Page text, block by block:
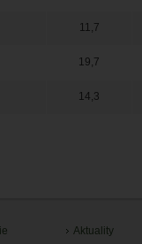
11,7
19,7
14,3
Aktuality